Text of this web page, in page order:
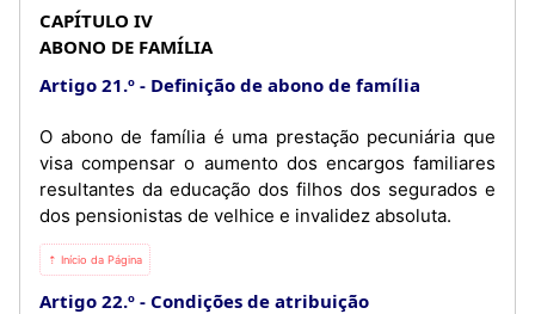
CAPÍTULO IV
ABONO DE FAMÍLIA
Artigo 21.º
Definição de abono de família
O abono de família é uma prestação pecuniária que
visa compensar o aumento dos encargos familiares
resultantes da educação dos filhos dos segurados e
dos pensionistas de velhice e invalidez absoluta.
⇡ Início da Página
Artigo 22.º Condições de atribuição